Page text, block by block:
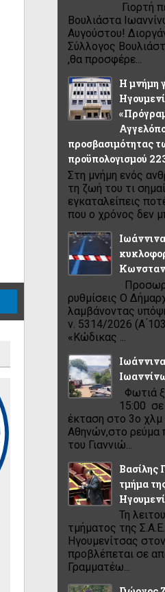
Γιορτή
Βουλιάστα
Αυγούστου!
Σύλλογος
,θα προσφέρε...
Η μνήμη
προσβασιμότητας
προϋπολογισμού
Στη μνήμη ενός
τη ζωή του τι
εγκαταλείπεις
που ο χρόνος δεν
ρυθμίσεις Ο
λαμβάνοντας
ν. 5314/2026 (Α
«Κώδικας ...
Φωτιά
15:00 σε
έκταση στο 3ο χλμ
Αθηνών,στο
του Γιαννιώ...
Βασίλης
τμήμα
Τη
τμήματος της
Ηγουμενίτσας
προβλέπεται σε
Γραμματέω...